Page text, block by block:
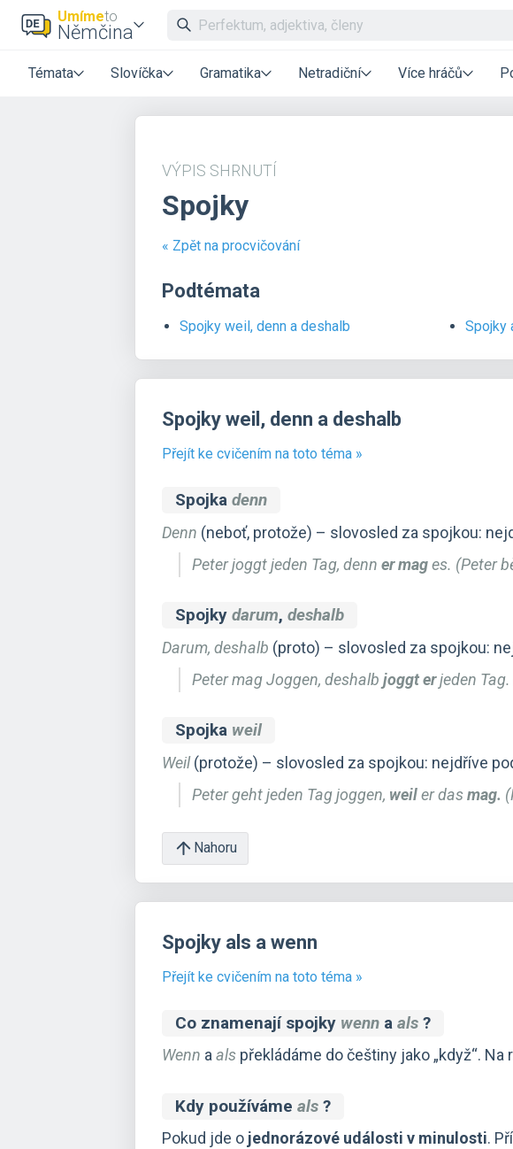
Umímeto
Němčina
Témata Slovíčka Gramatika Netradiční Více hráčů
VÝPIS SHRNUTÍ
Spojky
« Zpět na procvičování
Podtémata
Spojky weil, denn a deshalb Spojky
Spojky weil, denn a deshalb
Přejít ke cvičením na toto téma »
Spojka denn
Denn (neboť, protože) – slovosled za spojkou:
Peter joggt jeden Tag, denn er mages. (Peter
Spojky darum, deshalb
Darum, deshalb (proto) – slovosled za spojkou:
Peter mag Joggen, deshalb joggt erjeden
Spojka weil
Weil(protože) – slovosled za spojkou: nejdříve
Peter geht jeden Tag joggen, weiler dasmag.
Nahoru
Spojky als a wenn
Přejít ke cvičením na toto téma »
Co znamenají spojky wenn a als ?
Wenn aals překládáme do češtiny jako „když“.
Kdy používáme als ?
Pokud jde o jednorázové události v minulosti.